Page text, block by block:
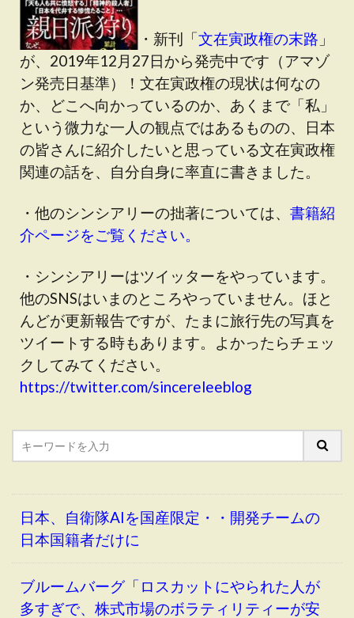
・新刊「文在寅政権の末路 」
が、2019年12月27日から発売中です（アマゾ
ン発売日基準）！文在寅政権の現状は何なの
か、どこへ向かっているのか、あくまで「私」
という微力な一人の観点ではあるものの、日本
の皆さんに紹介したいと思っている文在寅政権
関連の話を、自分自身に率直に書きました。
・他のシンシアリーの拙著については、 書籍紹
介ページをご覧ください。
・シンシアリーはツイッターをやっています。
他のSNSはいまのところやっていません。ほと
んどが更新報告ですが、たまに旅行先の写真を
ツイートする時もあります。よかったらチェッ
クしてみてください。
https://twitter.com/sincereleeblog
日本、自衛隊AIを国産限定・・開発チームの
日本国籍者だけに
ブルームバーグ「ロスカットにやられた人が
多すぎで、株式市場のボラティリティーが安